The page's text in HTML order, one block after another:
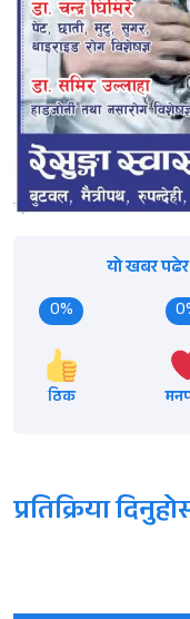
यो खबर
0%
ठिक
प्रतिक्रिया